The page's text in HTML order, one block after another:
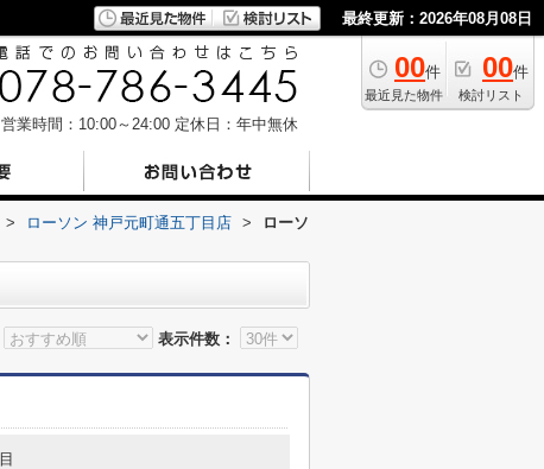
最終更新：2026年08月08日
00件
最近見た物件
00件
検討リスト
営業時間：10:00～24:00 定休日：年中無休
> ローソン 神戸元町通五丁目店 >
ローソ
表示件数：